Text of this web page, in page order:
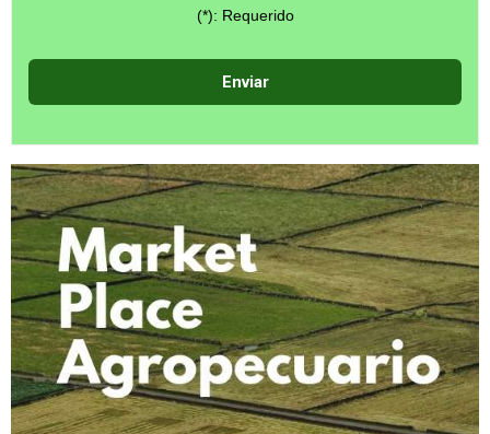
(*): Requerido